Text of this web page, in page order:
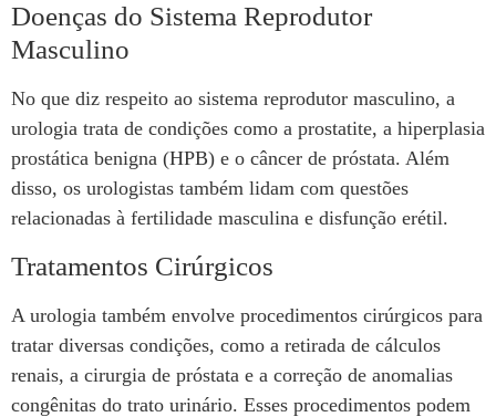
Doenças do Sistema Reprodutor
Masculino
No que diz respeito ao sistema reprodutor masculino, a
urologia trata de condições como a prostatite, a hiperplasia
prostática benigna (HPB) e o câncer de próstata. Além
disso, os urologistas também lidam com questões
relacionadas à fertilidade masculina e disfunção erétil.
Tratamentos Cirúrgicos
A urologia também envolve procedimentos cirúrgicos para
tratar diversas condições, como a retirada de cálculos
renais, a cirurgia de próstata e a correção de anomalias
congênitas do trato urinário. Esses procedimentos podem